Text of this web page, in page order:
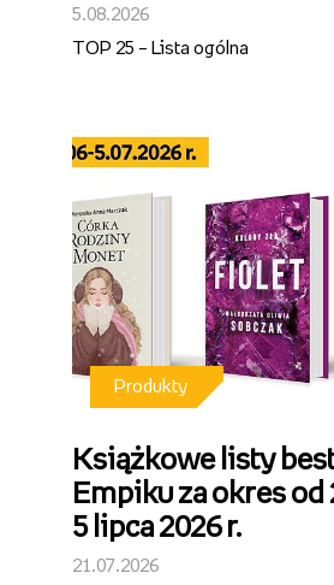
5.08.2026
TOP 25 – Lista ogólna
Produkty
Książkowe listy
Empiku za okres od
5 lipca 2026 r.
21.07.2026